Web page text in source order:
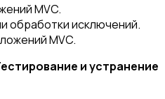
MVC.
обработки исключений.
MVC.
и устранение